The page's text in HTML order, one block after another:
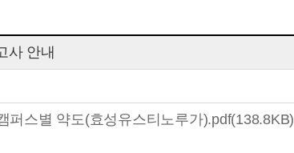
사 안내
퍼스별 약도(효성유스티노루가).pdf(138.8KB)